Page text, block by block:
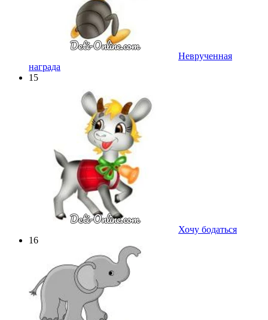
Неврученная
награда
15
Хочу бодаться
16